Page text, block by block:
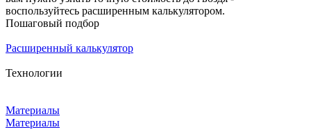
воспользуйтесь расширенным калькулятором.
Пошаговый подбор
Расширенный калькулятор
Технологии
Материалы
Материалы